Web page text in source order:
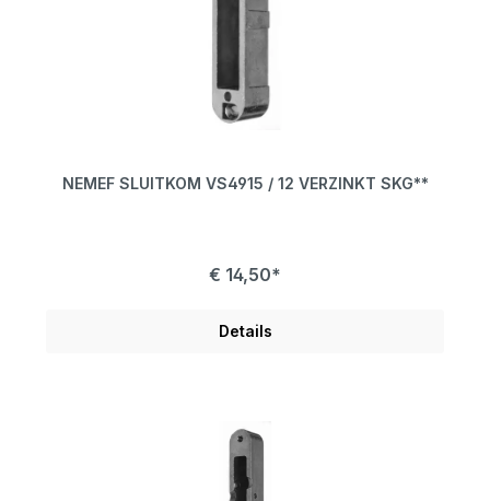
NEMEF SLUITKOM VS4915 / 12 VERZINKT SKG**
€ 14,50*
Details